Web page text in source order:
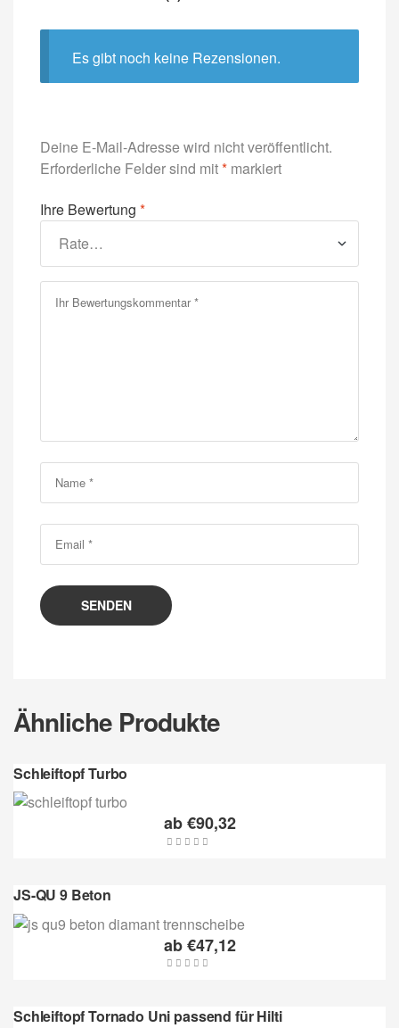
Es gibt noch keine Rezensionen.
Deine E-Mail-Adresse wird nicht veröffentlicht.
Erforderliche Felder sind mit* markiert
Ihre Bewertung *
SENDEN
Ähnliche Produkte
Schleiftopf Turbo
ab€90,32
JS-QU 9 Beton
ab€47,12
Schleiftopf Tornado Uni passend für Hilti